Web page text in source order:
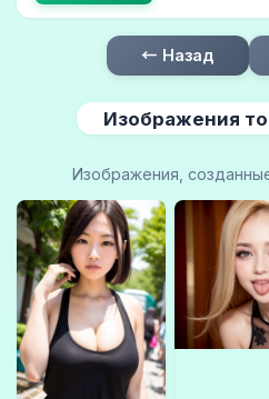
← Назад
Изображения
Изображения,